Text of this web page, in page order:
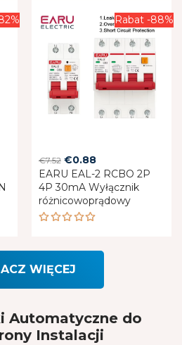
Rabat -88%
€7.52 Original
price
was:
€7.52.
€0.88Current
price
is:
€0.88.
EARU EAL-2 RCBO 2P
4P 30mA Wyłącznik
różnicowoprądowy
5.00out
WIĘCEJ
Automatyczne do
Instalacji